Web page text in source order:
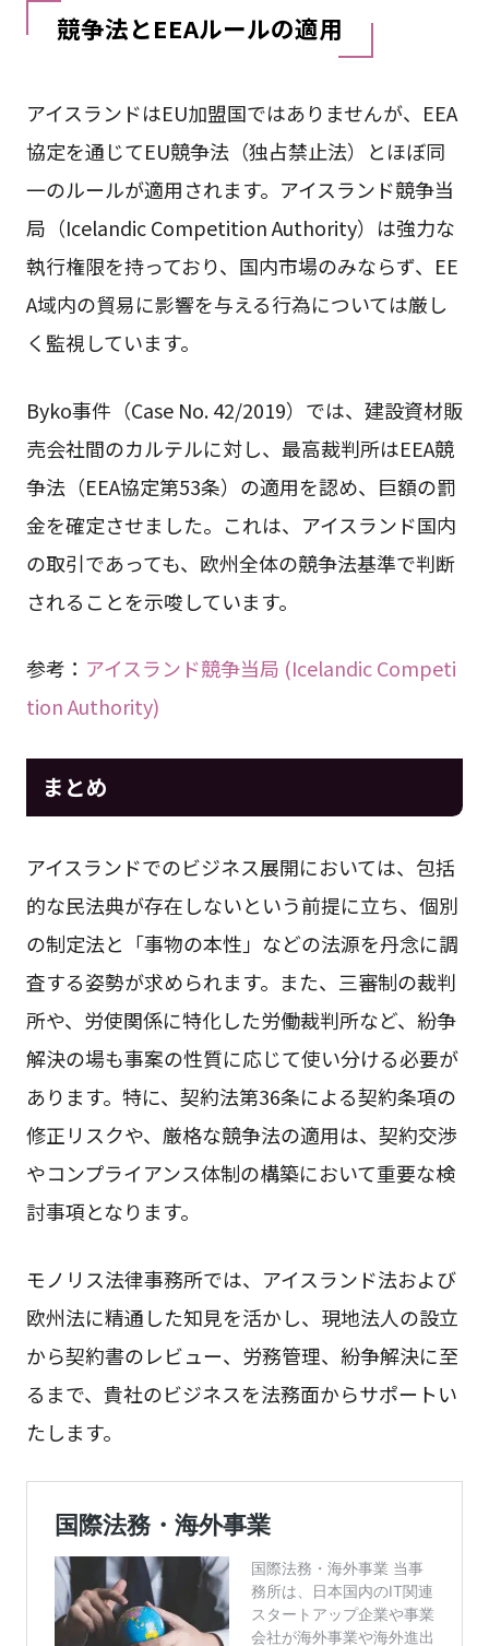
競争法とEEAルールの適用
アイスランドはEU加盟国ではありませんが、EEA
協定を通じてEU競争法（独占禁止法）とほぼ同
一のルールが適用されます。アイスランド競争当
局（Icelandic Competition Authority）は強力な
執行権限を持っており、国内市場のみならず、EE
A域内の貿易に影響を与える行為については厳し
く監視しています。
Byko事件（Case No. 42/2019）では、建設資材販
売会社間のカルテルに対し、最高裁判所はEEA競
争法（EEA協定第53条）の適用を認め、巨額の罰
金を確定させました。これは、アイスランド国内
の取引であっても、欧州全体の競争法基準で判断
されることを示唆しています。
参考： アイスランド競争当局 (Icelandic Competi
tion Authority)
まとめ
アイスランドでのビジネス展開においては、包括
的な民法典が存在しないという前提に立ち、個別
の制定法と「事物の本性」などの法源を丹念に調
査する姿勢が求められます。また、三審制の裁判
所や、労使関係に特化した労働裁判所など、紛争
解決の場も事案の性質に応じて使い分ける必要が
あります。特に、契約法第36条による契約条項の
修正リスクや、厳格な競争法の適用は、契約交渉
やコンプライアンス体制の構築において重要な検
討事項となります。
モノリス法律事務所では、アイスランド法および
欧州法に精通した知見を活かし、現地法人の設立
から契約書のレビュー、労務管理、紛争解決に至
るまで、貴社のビジネスを法務面からサポートい
たします。